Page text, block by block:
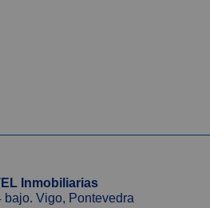
Inmobiliarias
bajo. Vigo, Pontevedra